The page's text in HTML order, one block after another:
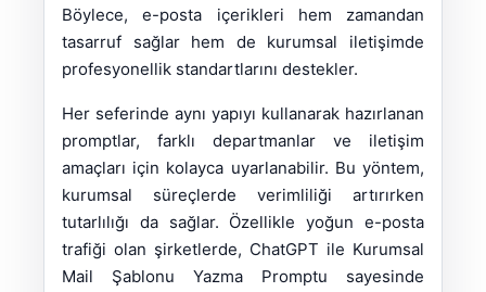
Böylece, e-posta içerikleri hem zamandan
tasarruf sağlar hem de kurumsal iletişimde
profesyonellik standartlarını destekler.
Her seferinde aynı yapıyı kullanarak hazırlanan
promptlar, farklı departmanlar ve iletişim
amaçları için kolayca uyarlanabilir. Bu yöntem,
kurumsal süreçlerde verimliliği artırırken
tutarlılığı da sağlar. Özellikle yoğun e-posta
trafiği olan şirketlerde, ChatGPT ile Kurumsal
Mail Şablonu Yazma Promptu sayesinde